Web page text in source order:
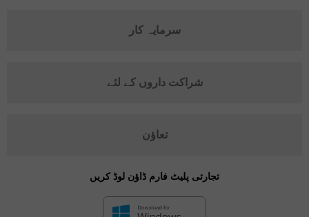
سرمایہ کار
شراکت داروں کے لئے
تعاؤن
تجارتی پلیٹ فارم ڈاؤن لوڈ کریں